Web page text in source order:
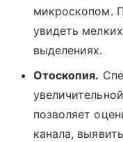
микроскопом.
увидеть
выделениях.
Отоскопия.
позволяет
канала,